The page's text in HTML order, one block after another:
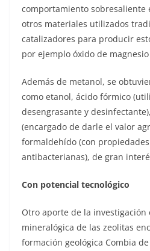
comportamiento sobresaliente
otros materiales utilizados
catalizadores para producir
por ejemplo óxido de
Además de metanol, se
como etanol, ácido fórmico
desengrasante y
(encargado de darle el valor
formaldehído (con
antibacterianas), de gran
Con potencial tecnológico
Otro aporte de la investigación
mineralógica de las zeolitas
formación geológica Combia